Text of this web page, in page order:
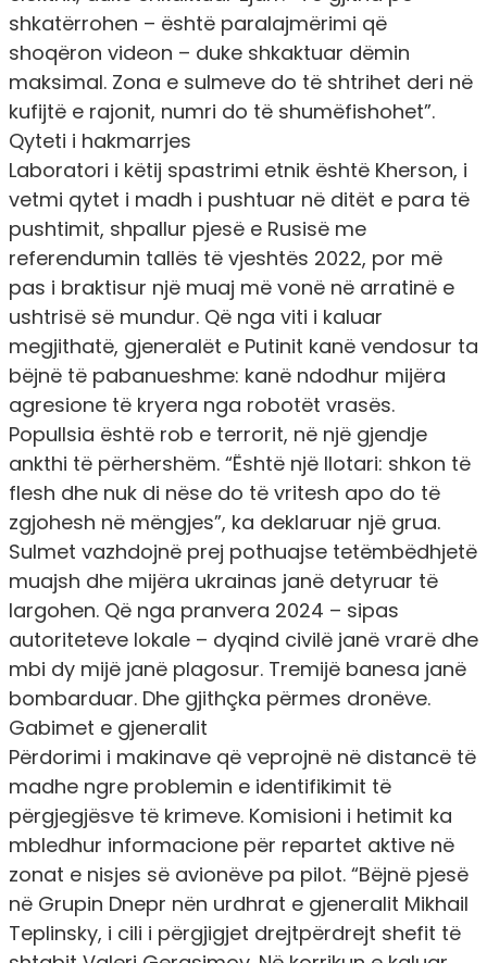
shkatërrohen – është paralajmërimi që
shoqëron videon – duke shkaktuar dëmin
maksimal. Zona e sulmeve do të shtrihet deri në
kufijtë e rajonit, numri do të shumëfishohet”.
Qyteti i hakmarrjes
Laboratori i këtij spastrimi etnik është Kherson, i
vetmi qytet i madh i pushtuar në ditët e para të
pushtimit, shpallur pjesë e Rusisë me
referendumin tallës të vjeshtës 2022, por më
pas i braktisur një muaj më vonë në arratinë e
ushtrisë së mundur. Që nga viti i kaluar
megjithatë, gjeneralët e Putinit kanë vendosur ta
bëjnë të pabanueshme: kanë ndodhur mijëra
agresione të kryera nga robotët vrasës.
Popullsia është rob e terrorit, në një gjendje
ankthi të përhershëm. “Është një llotari: shkon të
flesh dhe nuk di nëse do të vritesh apo do të
zgjohesh në mëngjes”, ka deklaruar një grua.
Sulmet vazhdojnë prej pothuajse tetëmbëdhjetë
muajsh dhe mijëra ukrainas janë detyruar të
largohen. Që nga pranvera 2024 – sipas
autoriteteve lokale – dyqind civilë janë vrarë dhe
mbi dy mijë janë plagosur. Tremijë banesa janë
bombarduar. Dhe gjithçka përmes dronëve.
Gabimet e gjeneralit
Përdorimi i makinave që veprojnë në distancë të
madhe ngre problemin e identifikimit të
përgjegjësve të krimeve. Komisioni i hetimit ka
mbledhur informacione për repartet aktive në
zonat e nisjes së avionëve pa pilot. “Bëjnë pjesë
në Grupin Dnepr nën urdhrat e gjeneralit Mikhail
Teplinsky, i cili i përgjigjet drejtpërdrejt shefit të